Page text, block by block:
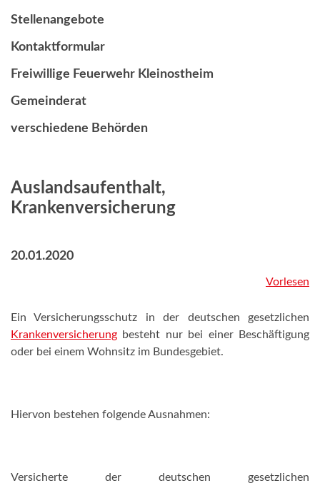
Stellenangebote
Kontaktformular
Freiwillige Feuerwehr Kleinostheim
Gemeinderat
verschiedene Behörden
Auslandsaufenthalt,
Krankenversicherung
20.01.2020
Vorlesen
Ein Versicherungsschutz in der deutschen gesetzlichen
Krankenversicherung besteht nur bei einer Beschäftigung
oder bei einem Wohnsitz im Bundesgebiet.
Hiervon bestehen folgende Ausnahmen:
Versicherte der deutschen gesetzlichen